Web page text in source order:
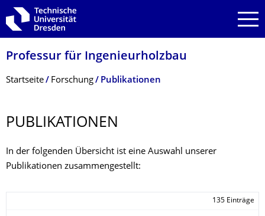
Zur Hauptnavigation springen
Zur Suche springen
Zum Inhalt springen
Professur für Ingenieurholzbau
Breadcrumb-Menü
Startseite Forschung Publikationen
PUBLIKATIONEN
In der folgenden Übersicht ist eine Auswahl unserer
Publikationen zusammengestellt:
135 Einträge